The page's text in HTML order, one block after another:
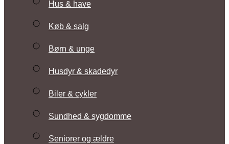
Hus & have
Køb & salg
Børn & unge
Husdyr & skadedyr
Biler & cykler
Sundhed & sygdomme
Seniorer og ældre